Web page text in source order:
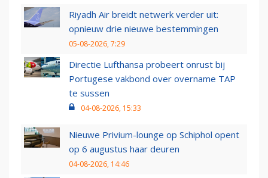
Riyadh Air breidt netwerk verder uit:
opnieuw drie nieuwe bestemmingen
05-08-2026, 7:29
Directie Lufthansa probeert onrust bij
Portugese vakbond over overname TAP
te sussen
04-08-2026, 15:33
Nieuwe Privium-lounge op Schiphol opent
op 6 augustus haar deuren
04-08-2026, 14:46